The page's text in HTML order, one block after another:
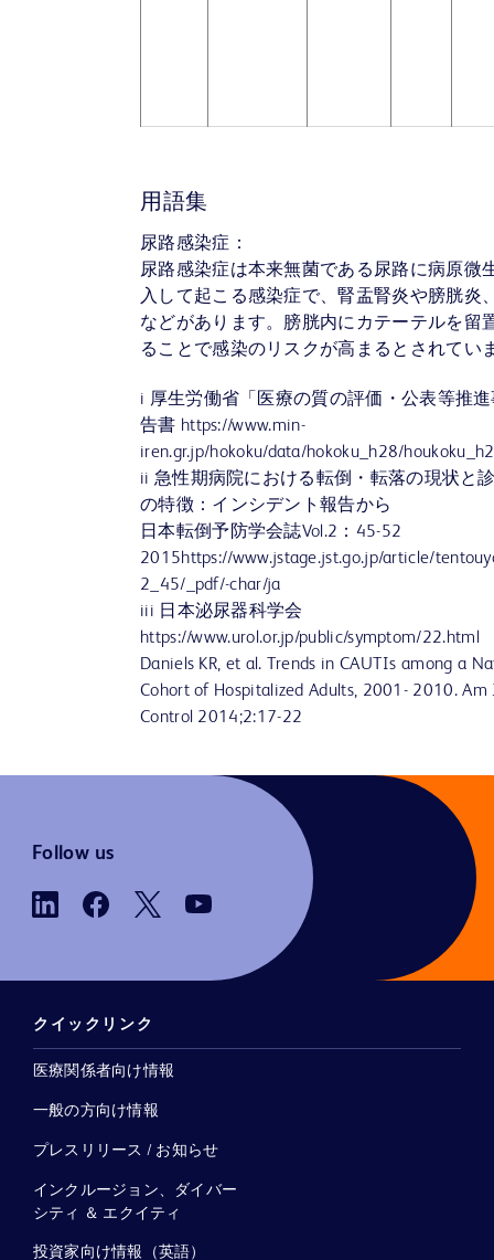
用語集
尿路感染症：
尿路感染症は本来無菌である尿路に病原微
入して起こる感染症で、腎盂腎炎や膀胱炎
などがあります。膀胱内にカテーテルを留
ることで感染のリスクが高まるとされてい
i 厚生労働省「医療の質の評価・公表等推
告書 https://www.min-
iren.gr.jp/hokoku/data/hokoku_h28/
ii 急性期病院における転倒・転落の現状と
の特徴：インシデント報告から
日本転倒予防学会誌Vol.2：45-52
2015https://www.jstage.jst.go.jp/article/
2_45/_pdf/-char/ja
iii 日本泌尿器科学会
https://www.urol.or.jp/public/symptom/22.html
Daniels KR, et al. Trends in CAUTIs among a
Cohort of Hospitalized Adults, 2001- 2010. Am
Control 2014;2:17-22
Follow us
クイックリンク
医療関係者向け情報
一般の方向け情報
プレスリリース / お知らせ
インクルージョン、ダイバー
シティ ＆ エクイティ
投資家向け情報（英語）